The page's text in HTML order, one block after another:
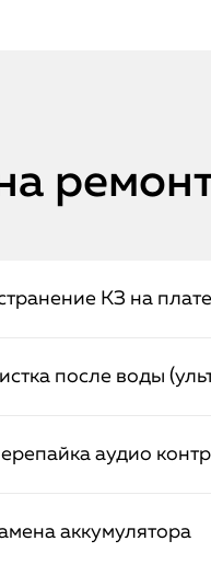
КЗ на плате
после воды
аудио
аккумулятора